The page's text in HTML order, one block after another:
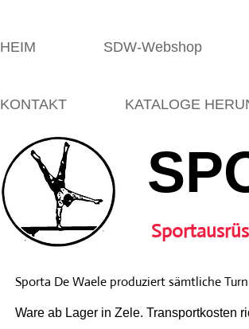
HEIM SDW-Webshop
KONTAKT KATALOGE
Ware ab Lager in Zele. Transportkosten
Sporta De Waele produziert sämtliche